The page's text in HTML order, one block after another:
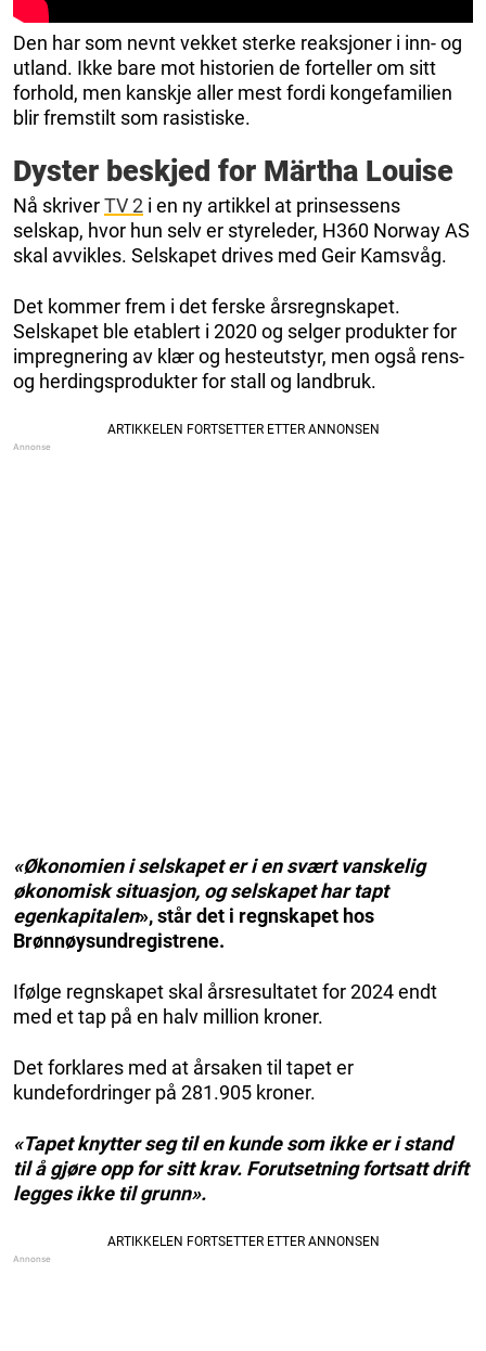
Den har som nevnt vekket sterke reaksjoner i inn- og
utland. Ikke bare mot historien de forteller om sitt
forhold, men kanskje aller mest fordi kongefamilien
blir fremstilt som rasistiske.
Dyster beskjed for Märtha Louise
Nå skriverTV 2 i en ny artikkel at prinsessens
selskap, hvor hun selv er styreleder, H360 Norway AS
skal avvikles. Selskapet drives med Geir Kamsvåg.
Det kommer frem i det ferske årsregnskapet.
Selskapet ble etablert i 2020 og selger produkter for
impregnering av klær og hesteutstyr, men også rens-
og herdingsprodukter for stall og landbruk.
«Økonomien i selskapet er i en svært vanskelig
økonomisk situasjon, og selskapet har tapt
egenkapitalen», står det i regnskapet hos
Brønnøysundregistrene.
Ifølge regnskapet skal årsresultatet for 2024 endt
med et tap på en halv million kroner.
Det forklares med at årsaken til tapet er
kundefordringer på 281.905 kroner.
«Tapet knytter seg til en kunde som ikke er i stand
til å gjøre opp for sitt krav. Forutsetning fortsatt drift
legges ikke til grunn».